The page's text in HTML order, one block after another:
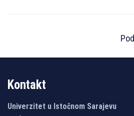
Kontakt
Univerzitet u Istočnom Sarajevu